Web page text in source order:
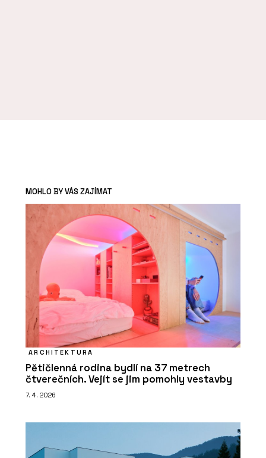
MOHLO BY VÁS ZAJÍMAT
ARCHITEKTURA
Pětičlenná rodina bydlí na 37 metrech
čtverečních. Vejít se jim pomohly vestavby
7. 4. 2026